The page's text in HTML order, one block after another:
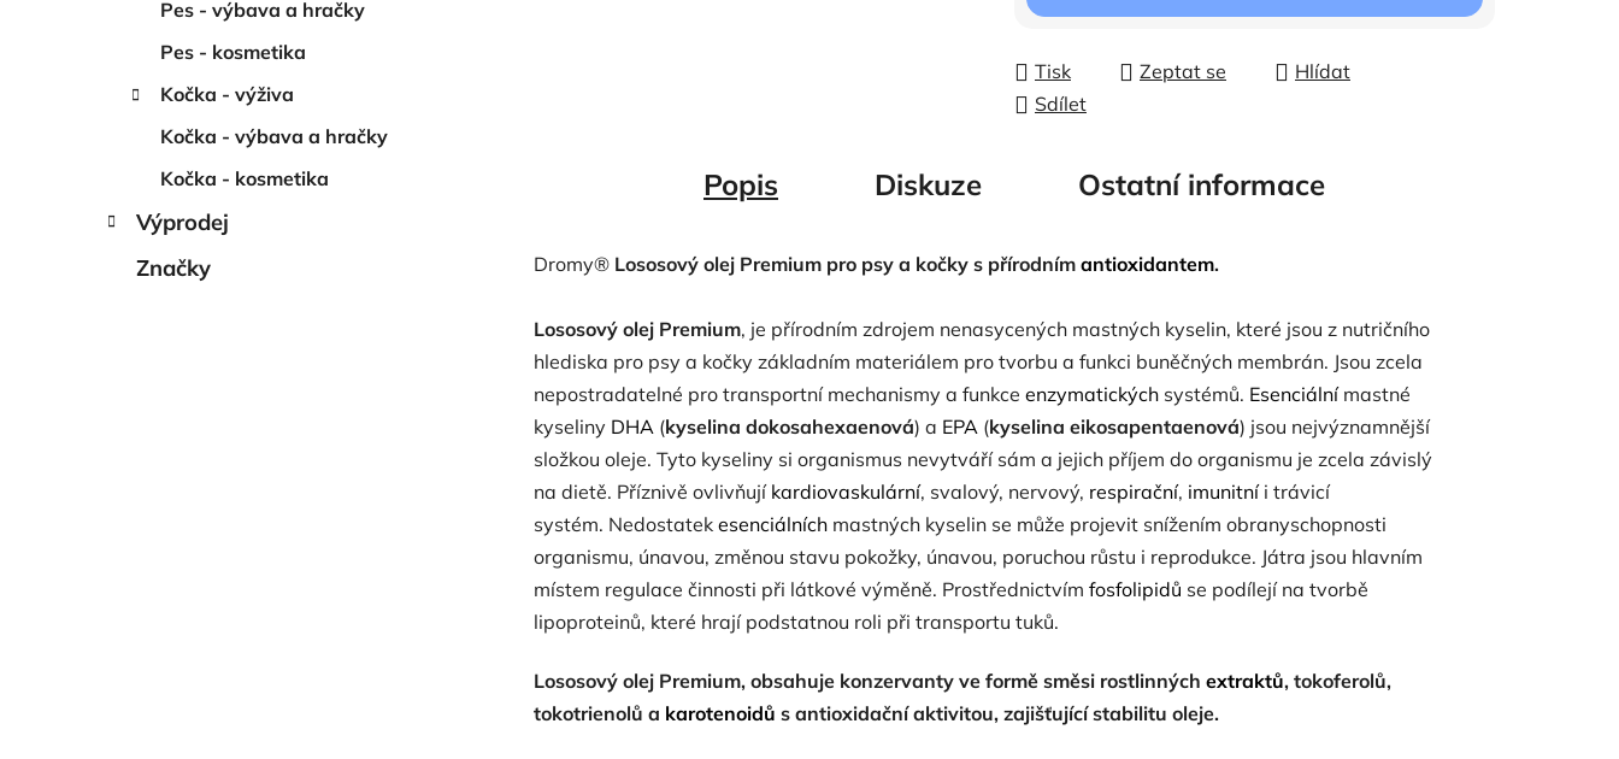
Pes - výbava a hračky
Pes - kosmetika
Kočka - výživa
Kočka - výbava a hračky
Kočka - kosmetika
Výprodej
Značky
Tisk Zeptat se
Hlídat
Sdílet
Popis Diskuze Ostatní informace
Dromy® Lososový olej Premium pro psy a kočky s přírodním antioxidantem.
Lososový olej Premium, je přírodním zdrojem nenasycených mastných kyselin, které jsou z nutričního
hlediska pro psy a kočky základním materiálem pro tvorbu a funkci buněčných membrán. Jsou zcela
nepostradatelné pro transportní mechanismy a funkce enzymatických systémů. Esenciálnímastné
kyseliny DHA (kyselina dokosahexaenová) a EPA (kyselina eikosapentaenová) jsou nejvýznamnější
složkou oleje. Tyto kyseliny si organismus nevytváří sám a jejich příjem do organismu je zcela závislý
na dietě. Příznivě ovlivňují kardiovaskulární, svalový, nervový, respirační, imunitníi trávicí
systém. Nedostatek esenciálních mastných kyselin se může projevit snížením obranyschopnosti
organismu, únavou, změnou stavu pokožky, únavou, poruchou růstu i reprodukce. Játra jsou hlavním
místem regulace činnosti při látkové výměně. Prostřednictvím fosfolipidů se podílejí na tvorbě
lipoproteinů, které hrají podstatnou roli při transportu tuků.
Lososový olej Premium, obsahuje konzervanty ve formě směsi rostlinných extraktů, tokoferolů,
tokotrienolů a karotenoidů s antioxidační aktivitou, zajišťující stabilitu oleje.